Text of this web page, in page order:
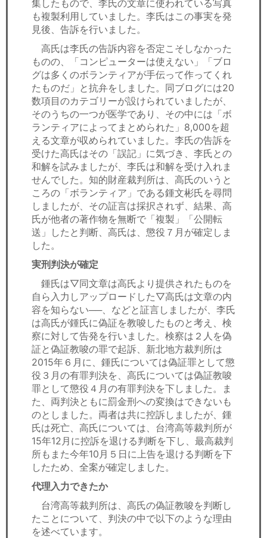
ＩＴ
飲食店情報
集したもので、李氏の文章に使われている写真
も複製利用していました。李氏はこの事実を発
見後、告訴を行いました。
高氏は李氏の告訴内容を否定こそしなかった
ものの、「コンピューターは使えない」「ブロ
グは多くのボランティアが手伝って作ってくれ
たものだ」と抗弁をしました。同ブログには20
数項目のカテゴリーが設けられていましたが、
そのうちの一つが医学であり、その中には「ボ
ランティアによってまとめられた」8,000を超
える文章が収められていました。李氏の告訴を
受けた高氏はその「誤記」に気づき、李氏との
和解を試みましたが、李氏は和解を受け入れま
せんでした。知的財産裁判所は、高氏のいうと
ころの「ボランティア」である鍾文彬氏を尋問
しましたが、その証言は採択されず、結果、高
氏が他者の著作物を無断で「複製」「公開転
送」したと判断、高氏は、懲役７月が確定しま
した。
実刑判決が確定
鍾氏は▽同文章は高氏より提供されたものを
自ら入力しアップロードした▽高氏は文章の内
容を知らない──、などと証言しましたが、李氏
は高氏が鍾氏に偽証を教唆したものと考え、検
察に対して告発を行いました。検察は２人を偽
証と偽証教唆の罪で起訴、新北地方裁判所は
2015年６月に、鍾氏については偽証罪として懲
役３月の有罪判決を、高氏については偽証教唆
罪として懲役４月の有罪判決を下しました。ま
た、両判決ともに罰金刑への変換はできないも
のとしました。両者は共に控訴しましたが、鍾
氏は死亡、高氏については、台湾高等裁判所が
15年12月に控訴を退ける判断を下し、最高裁判
所もまた今年10月５日に上告を退ける判断を下
したため、全案が確定しました。
代理入力できたか
台湾高等裁判所は、高氏の偽証教唆を判断し
たことについて、判決の中で以下のような理由
を述べています。